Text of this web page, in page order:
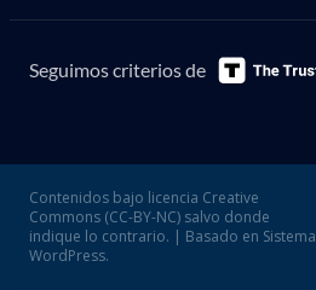
Seguimos criterios de
Contenidos bajo licencia Creative
Commons (CC-BY-NC) salvo donde
indique lo contrario. | Basado en Sistema
WordPress.